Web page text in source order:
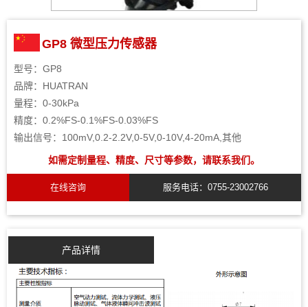
GP8 微型压力传感器
型号：GP8
品牌：HUATRAN
量程：0-30kPa
精度：0.2%FS-0.1%FS-0.03%FS
输出信号：100mV,0.2-2.2V,0-5V,0-10V,4-20mA,其他
如需定制量程、精度、尺寸等参数，请联系我们。
在线咨询 服务电话：0755-23002766
产品详情